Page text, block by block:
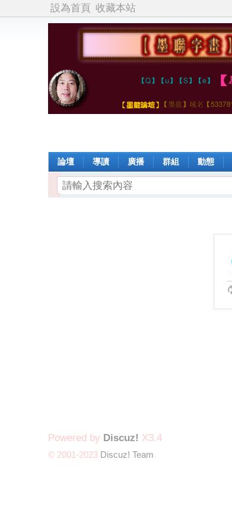
設為首頁 收藏本站
論壇 導讀 廣播 群組 動態
Powered by Discuz! X3.4
© 2001-2023 Discuz! Team.